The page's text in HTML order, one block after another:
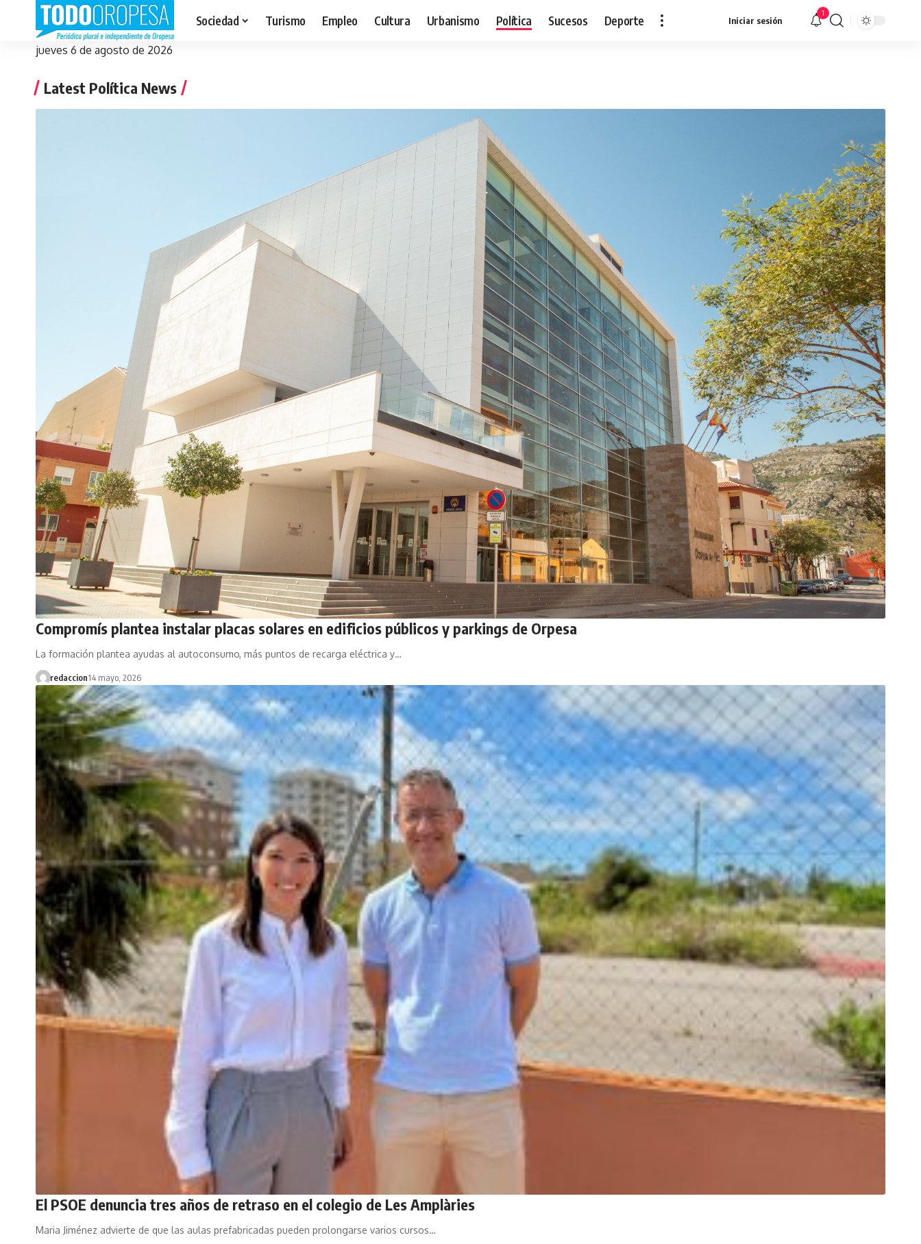
Sociedad Turismo Empleo Cultura Urbanismo Política Sucesos Deporte Iniciar sesión
1
jueves 6 de agosto de 2026
Latest Política News
Compromís plantea instalar placas solares en edificios públicos y parkings de Orpesa
La formación plantea ayudas al autoconsumo, más puntos de recarga eléctrica y…
redaccion14 mayo, 2026
El PSOE denuncia tres años de retraso en el colegio de Les Amplàries
Maria Jiménez advierte de que las aulas prefabricadas pueden prolongarse varios cursos…